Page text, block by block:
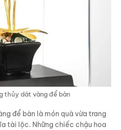
thủy dát vàng để bàn
để bàn là món quà vừa trang
tài lộc. Những chiếc chậu hoa